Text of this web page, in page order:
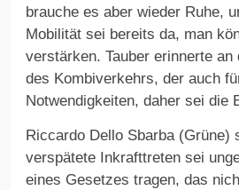
brauche es aber wieder Ruhe,
Mobilität sei bereits da, man
verstärken. Tauber erinnerte
des Kombiverkehrs, der auch
Notwendigkeiten, daher sei die
Riccardo Dello Sbarba (Grüne)
verspätete Inkrafttreten sei
eines Gesetzes tragen, das